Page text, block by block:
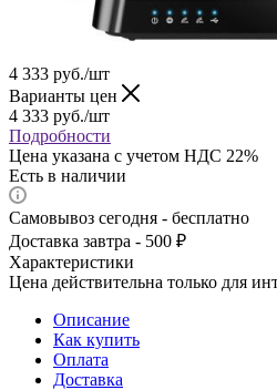
4 333 руб./шт
Варианты цен
4 333 руб./шт
Подробности
Цена указана с учетом НДС 22%
Есть в наличии
Самовывоз сегодня - бесплатно
Доставка завтра - 500 ₽
Характеристики
Цена действительна только для
Описание
Как купить
Оплата
Доставка